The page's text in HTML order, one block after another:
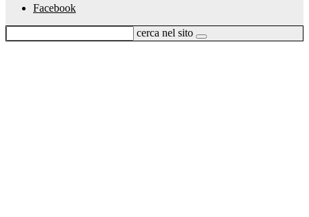
Facebook
cerca nel sito